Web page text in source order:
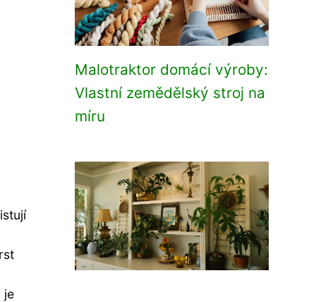
je
Malotraktor domácí výroby:
Vlastní zemědělský stroj na
míru